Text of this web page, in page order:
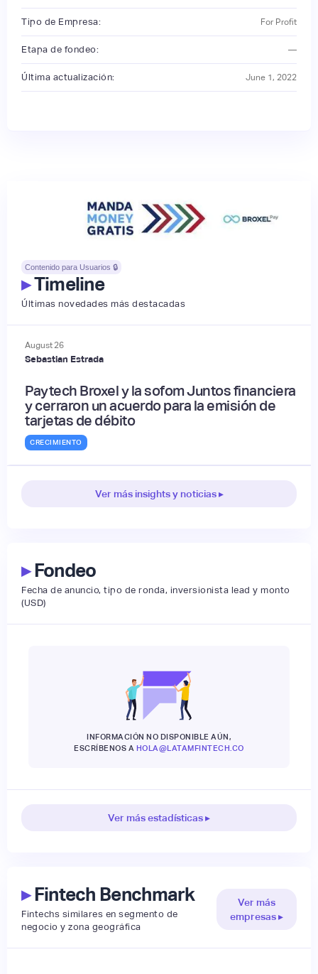
Tipo de Empresa: For Profit
Etapa de fondeo: —
Última actualización: June 1, 2022
Contenido para Usuarios 🔒
▸Timeline
Últimas novedades más destacadas
August26
Sebastian Estrada
Paytech Broxel y la sofom Juntos financiera
y cerraron un acuerdo para la emisión de
tarjetas de débito
CRECIMIENTO
Ver más insights y noticias ▸
▸Fondeo
Fecha de anuncio, tipo de ronda, inversionista lead y monto
(USD)
INFORMACIÓN NO DISPONIBLE AÚN,
ESCRÍBENOS A HOLA@LATAMFINTECH.CO
Ver más estadísticas ▸
▸Fintech Benchmark
Fintechs similares en segmento de
negocio y zona geográfica
Ver más
empresas ▸